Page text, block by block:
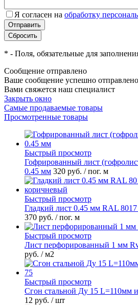
Я согласен на обработку
* - Поля, обязательные для
Сообщение отправлено
Ваше сообщение успешно
Вами свяжется наш специалист
Закрыть окно
Самые продаваемые товары
Просмотренные товары
Быстрый просмотр
Гофрированный лист
0.45 мм 320 руб. / пог. м
Быстрый просмотр
Гладкий лист 0.45 мм RAL
370 руб. / пог. м
Быстрый просмотр
Лист перфорированный 1 мм
руб. / м2
Быстрый просмотр
Сгон стальной Ду 15 L=110мм
12 руб. / шт